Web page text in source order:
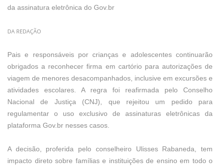
da assinatura eletrônica do Gov.br
DA REDAÇÃO
Pais e responsáveis por crianças e adolescentes continuarão
obrigados a reconhecer firma em cartório para autorizações de
viagem de menores desacompanhados, inclusive em excursões e
atividades escolares. A regra foi reafirmada pelo Conselho
Nacional de Justiça (CNJ), que rejeitou um pedido para
regulamentar o uso exclusivo de assinaturas eletrônicas da
plataforma Gov.br nesses casos.
A decisão, proferida pelo conselheiro Ulisses Rabaneda, tem
impacto direto sobre famílias e instituições de ensino em todo o